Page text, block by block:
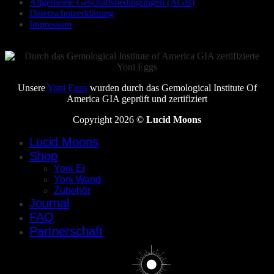
Allgemeine Geschäftsbedingungen (AGB)
Datenschutzerklärung
Impressum
UnsereYoni Eggswurden durch das Gemological Institute Of
America GIA geprüft und zertifiziert
Copyright 2026 © Lucid Moons
Lucid Moons
Shop
Yoni Ei
Yoni Wand
Zubehör
Journal
FAQ
Partnerschaft